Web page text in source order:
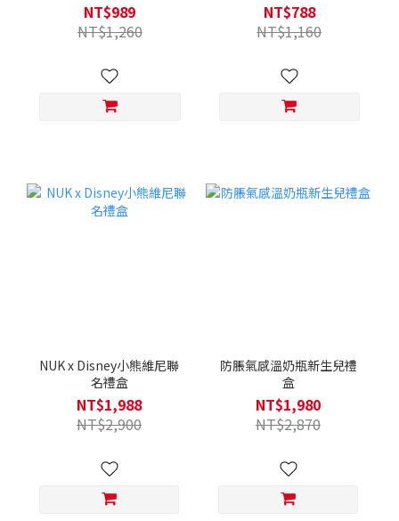
NT$989
NT$1,260
NT$788
NT$1,160
NUK x Disney小熊維尼聯
名禮盒
NT$1,988
NT$2,900
防脹氣感溫奶瓶新生兒禮
盒
NT$1,980
NT$2,870